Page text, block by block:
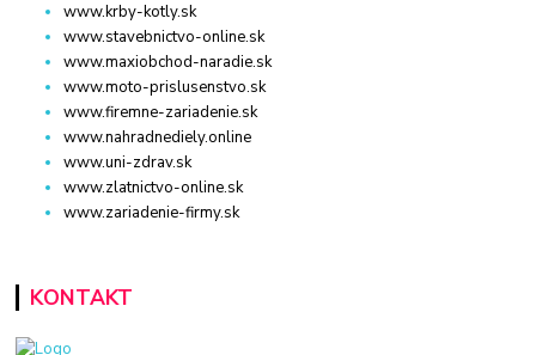
www.krby-kotly.sk
www.stavebnictvo-online.sk
www.maxiobchod-naradie.sk
www.moto-prislusenstvo.sk
www.firemne-zariadenie.sk
www.nahradnediely.online
www.uni-zdrav.sk
www.zlatnictvo-online.sk
www.zariadenie-firmy.sk
KONTAKT